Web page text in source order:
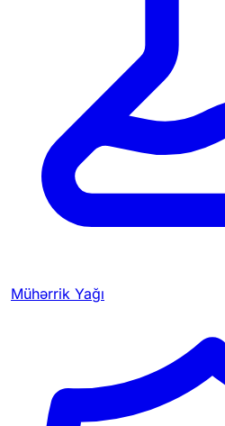
Mühərrik Yağı